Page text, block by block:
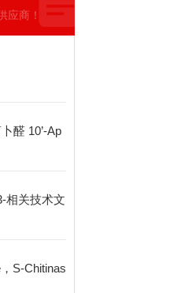
应商！
醛 10’‐Ap
相关技术文
S-Chitinas